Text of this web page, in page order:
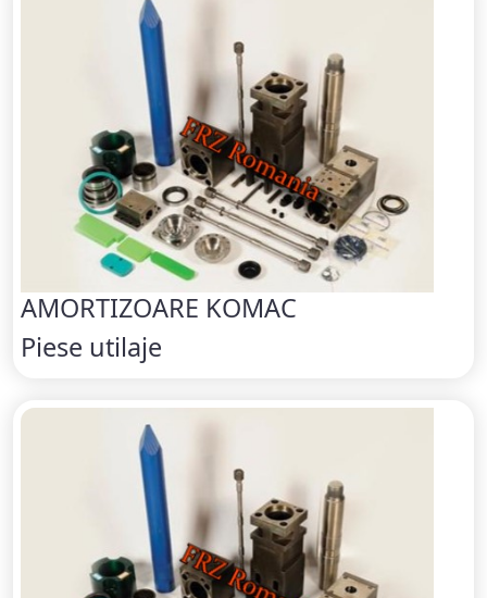
AMORTIZOARE KOMAC
Piese utilaje